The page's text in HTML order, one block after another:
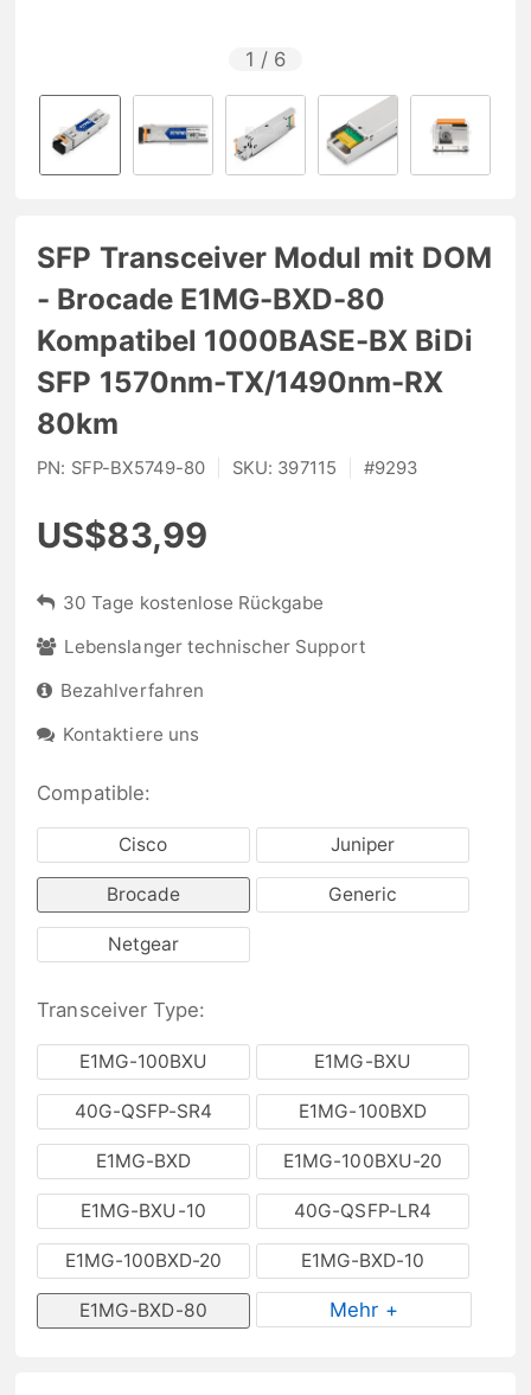
1 / 6
SFP Transceiver Modul mit DOM
- Brocade E1MG-BXD-80
Kompatibel 1000BASE-BX BiDi
SFP 1570nm-TX/1490nm-RX
80km
PN: SFP-BX5749-80 SKU: 397115 #9293
US$83,99
30 Tage kostenlose Rückgabe
Lebenslanger technischer Support
Bezahlverfahren
Kontaktiere uns
Compatible:
Cisco Juniper
Brocade Generic
Netgear
Transceiver Type:
E1MG-100BXU E1MG-BXU
40G-QSFP-SR4 E1MG-100BXD
E1MG-BXD E1MG-100BXU-20
E1MG-BXU-10 40G-QSFP-LR4
E1MG-100BXD-20 E1MG-BXD-10
E1MG-BXD-80 Mehr +